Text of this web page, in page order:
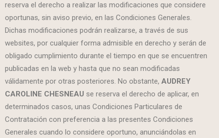
reserva el derecho a realizar las modificaciones que considere
oportunas, sin aviso previo, en las Condiciones Generales.
Dichas modificaciones podrán realizarse, a través de sus
websites, por cualquier forma admisible en derecho y serán de
obligado cumplimiento durante el tiempo en que se encuentren
publicadas en la web y hasta que no sean modificadas
válidamente por otras posteriores. No obstante, AUDREY
CAROLINE CHESNEAU se reserva el derecho de aplicar, en
determinados casos, unas Condiciones Particulares de
Contratación con preferencia a las presentes Condiciones
Generales cuando lo considere oportuno, anunciándolas en